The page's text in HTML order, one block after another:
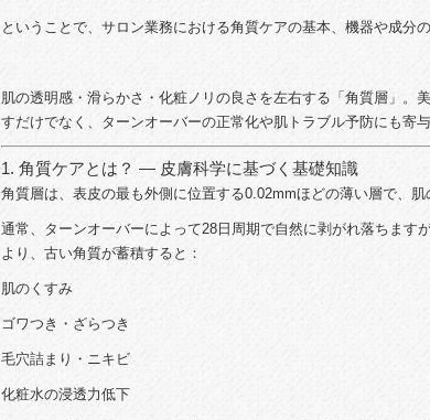
ということで、 サロン業務における角質ケアの基本、 機器や成分の
肌の透明感・ 滑らかさ・ 化粧 ノリ の良さ を左右する「角質層」。
すだけでなく、 ターンオーバーの正常化や肌 トラブル予防に も寄与
1. 角質ケアと は？ ― 皮膚科学に基づく 基礎知識
角質層は、 表皮の最も外側 に位置する0.02mmほどの薄い層で、 肌
通常、 ターンオーバーによって28 日 周期で自然に剥 がれ落ち ます
より、 古い角質が蓄積すると：
肌の く すみ
ゴワつき・ ざらつき
毛穴詰まり・ ニキビ
化粧水の浸透力低下